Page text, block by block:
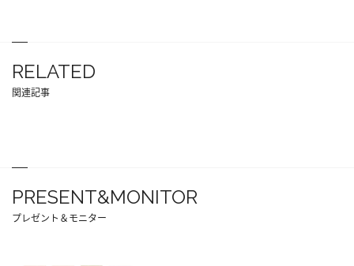
RELATED
関連記事
PRESENT&MONITOR
プレゼント＆モニター